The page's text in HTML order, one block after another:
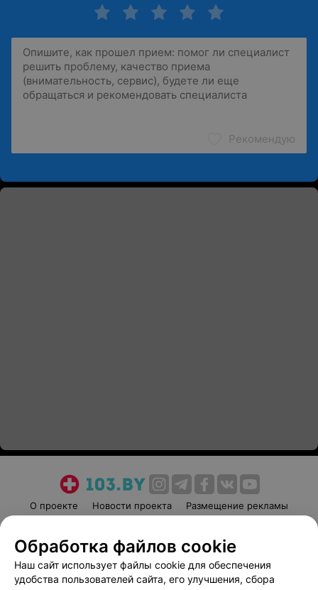
Рекомендую
О проекте Новости проекта
Размещение рекламы
Пользовательское соглашение
Способы оплаты
Вакансии
Партнеры
Написать руководителю 103.by
Обработка файлов cookie
Наш сайт использует файлы cookie для обеспечения
удобства пользователей сайта, его улучшения, сбора